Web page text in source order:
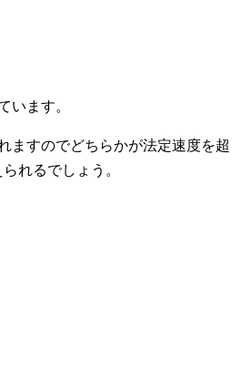
います。
ますのでどちらかが法定速度を超
れるでしょう。